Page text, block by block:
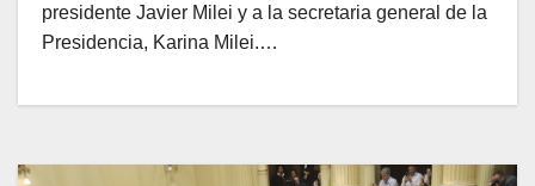
presidente Javier Milei y a la secretaria general de la
Presidencia, Karina Milei.…